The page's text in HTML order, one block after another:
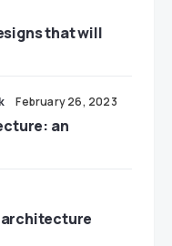
that will
February 26, 2023
an
architecture